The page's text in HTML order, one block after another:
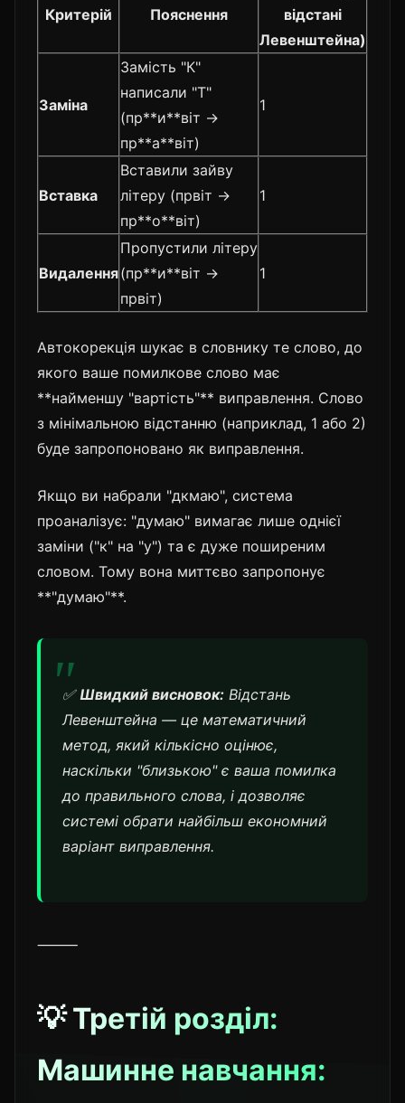
Критерій Пояснення
відстані
Левенштейна)
Заміна
Замість "К"
написали "Т"
(пр**и**віт →
пр**а**віт)
1
Вставка
Вставили зайву
літеру (првіт →
пр**о**віт)
1
Видалення
Пропустили літеру
(пр**и**віт →
првіт)
1
Автокорекція шукає в словнику те слово, до
якого ваше помилкове слово має
**найменшу "вартість"** виправлення. Слово
з мінімальною відстанню (наприклад, 1 або 2)
буде запропоновано як виправлення.
Якщо ви набрали "дкмаю", система
проаналізує: "думаю" вимагає лише однієї
заміни ("к" на "у") та є дуже поширеним
словом. Тому вона миттєво запропонує
**"думаю"**.
✅Швидкий висновок: Відстань
Левенштейна — це математичний
метод, який кількісно оцінює,
наскільки "близькою" є ваша помилка
до правильного слова, і дозволяє
системі обрати найбільш економний
варіант виправлення.
⸻
💡 Третій розділ:
Машинне навчання: